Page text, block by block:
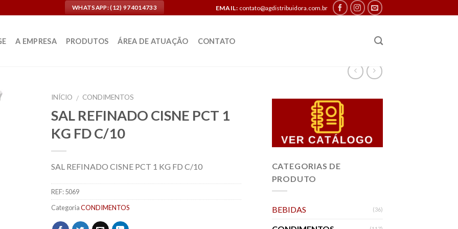
WHATSAPP: (12) 974014733 EMAIL: contato@agdistribuidora.com.br
A EMPRESA PRODUTOS ÁREA DE ATUAÇÃO CONTATO
INÍCIO / CONDIMENTOS
SAL REFINADO CISNE PCT 1
KG FD C/10
SAL REFINADO CISNE PCT 1 KG FD C/10
REF:5069
CategoriaCONDIMENTOS
CATEGORIAS DE
PRODUTO
BEBIDAS (36)